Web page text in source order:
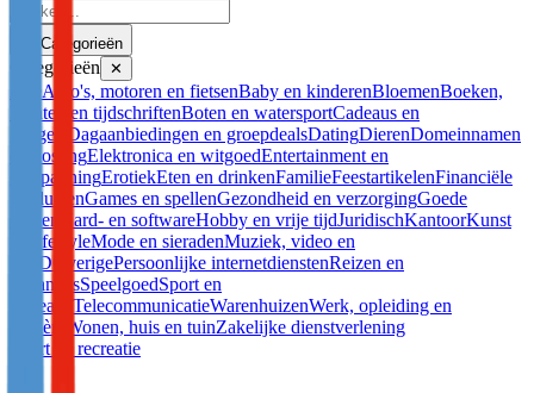
Categorieën
Categorieën ✕
Auto's, motoren en fietsenBaby en kinderenBloemenBoeken,
kranten en tijdschriftenBoten en watersportCadeaus en
gadgets
Dagaanbiedingen en groepdealsDatingDierenDomeinnamen
en hostingElektronica en witgoedEntertainment en
ontspanningErotiekEten en drinkenFamilieFeestartikelenFinanciële
productenGames en spellenGezondheid en verzorgingGoede
doelen
Hard- en softwareHobby en vrije tijdJuridischKantoorKunst
en lifestyleMode en sieradenMuziek, video en
DVD OverigePersoonlijke internetdienstenReizen en
vakantiesSpeelgoedSport en
recreatie TelecommunicatieWarenhuizenWerk, opleiding en
carrière
Wonen, huis en tuinZakelijke dienstverlening
Sport en recreatie